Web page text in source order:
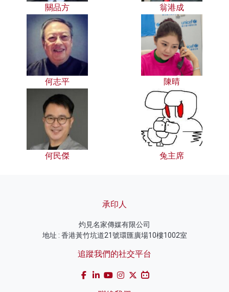
關品方 翁港成
何志平 陳晴
何民傑 兔主席
承印人
灼見名家傳媒有限公司
地址 : 香港黃竹坑道21號環匯廣場10樓1002室
追蹤我們的社交平台